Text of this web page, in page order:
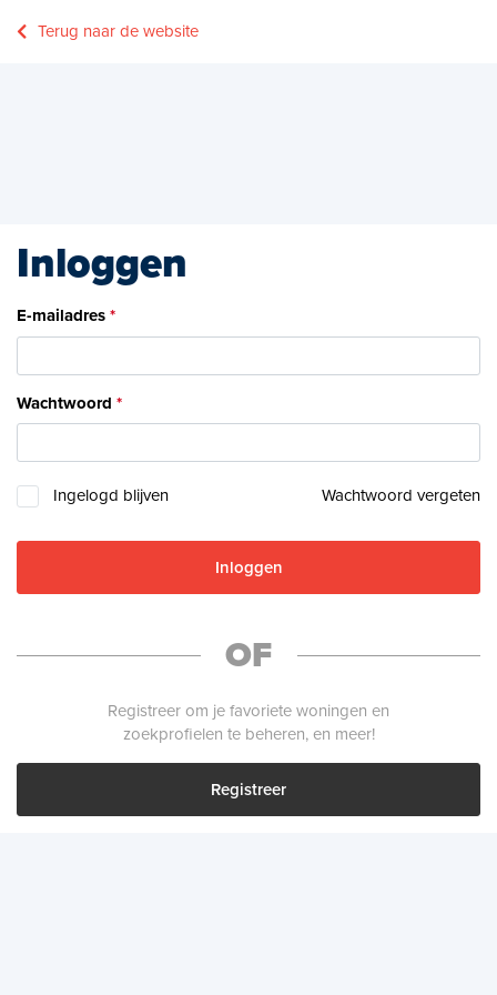
Terug naar de website
Inloggen
E-mailadres
Wachtwoord
Ingelogd blijven Wachtwoord vergeten
Inloggen
OF
Registreer om je favoriete woningen en
zoekprofielen te beheren, en meer!
Registreer